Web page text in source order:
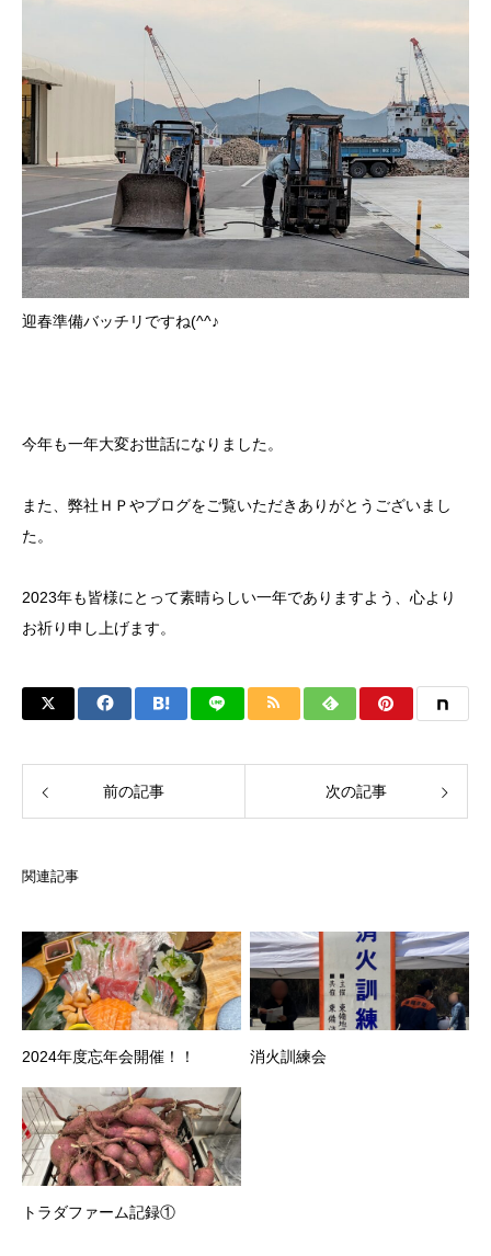
迎春準備バッチリですね(^^♪
今年も一年大変お世話になりました。
また、弊社ＨＰやブログをご覧いただきありがとうございまし
た。
2023年も皆様にとって素晴らしい一年でありますよう、心より
お祈り申し上げます。
前の記事 次の記事
関連記事
2024年度忘年会開催！！ 消火訓練会
トラダファーム記録①